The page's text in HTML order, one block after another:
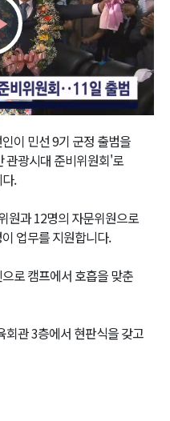
이 민선 9기 군정 출범을
관광시대 준비위원회'로
.
원과 12명의 자문위원으로
업무를 지원합니다.
로 캠프에서 호흡을 맞춘
회관 3층에서 현판식을 갖고